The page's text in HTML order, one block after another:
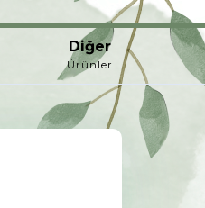
Diğer
Ürünler